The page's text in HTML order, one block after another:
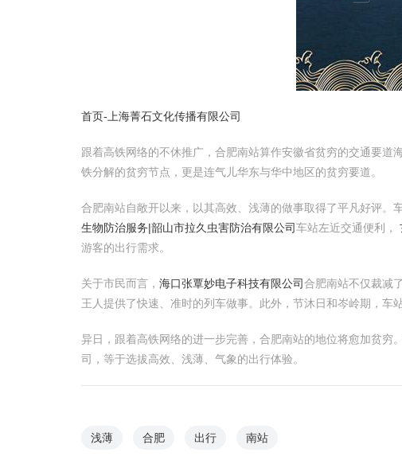
首页-上海菁石文化传播有限公司
跟着高铁网络的不休推广，合肥南站算作安徽省贫穷的交通要
铁分解的贫穷节点，更是连气儿华东与华中地区的贫穷要道。
合肥南站自敞开以来，以其高效、浅薄的做事取得了平凡好评。
生物防治服务|韶山市拉久虫害防治有限公司车站左近交通便利，
游客的出行需求。
关于市民而言， 海口张覃妙电子科技有限公司合肥南站不仅裁减
王人提供了快速、准时的列车做事。此外，节沐日和岑岭期，车
异日，跟着高铁网络的进一步完善，合肥南站的地位将愈加贫
司，等于选拔高效、浅薄、气象的出行体验。
浅薄 合肥 出行 南站